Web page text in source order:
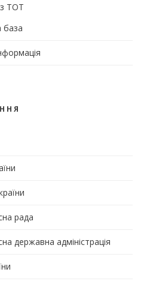
ТОТ
база
рада
державна адміністрація